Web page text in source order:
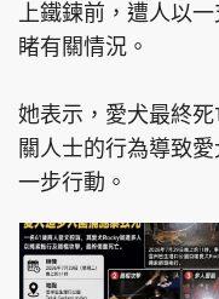
上鐵鍊前，遭人以
睹有關情況。
她表示，愛犬最終
關人士的行為導致
一步行動。